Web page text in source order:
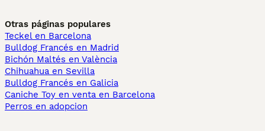
Otras páginas populares
Teckel en Barcelona
Bulldog Francés en Madrid
Bichón Maltés en València
Chihuahua en Sevilla
Bulldog Francés en Galicia
Caniche Toy en venta en Barcelona
Perros en adopcion